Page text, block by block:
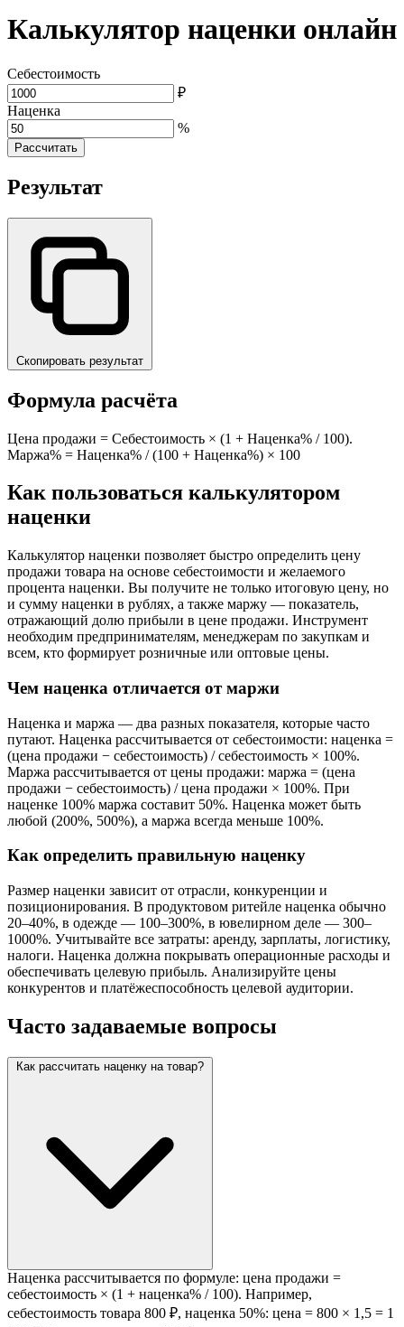
Калькулятор наценки онлайн
Себестоимость
₽
Наценка
%
Рассчитать
Результат
Скопировать результат
Формула расчёта
Цена продажи = Себестоимость × (1 + Наценка% / 100).
Маржа% = Наценка% / (100 + Наценка%) × 100
Как пользоваться калькулятором
наценки
Калькулятор наценки позволяет быстро определить цену
продажи товара на основе себестоимости и желаемого
процента наценки. Вы получите не только итоговую цену, но
и сумму наценки в рублях, а также маржу — показатель,
отражающий долю прибыли в цене продажи. Инструмент
необходим предпринимателям, менеджерам по закупкам и
всем, кто формирует розничные или оптовые цены.
Чем наценка отличается от маржи
Наценка и маржа — два разных показателя, которые часто
путают. Наценка рассчитывается от себестоимости: наценка =
(цена продажи − себестоимость) / себестоимость × 100%.
Маржа рассчитывается от цены продажи: маржа = (цена
продажи − себестоимость) / цена продажи × 100%. При
наценке 100% маржа составит 50%. Наценка может быть
любой (200%, 500%), а маржа всегда меньше 100%.
Как определить правильную наценку
Размер наценки зависит от отрасли, конкуренции и
позиционирования. В продуктовом ритейле наценка обычно
20–40%, в одежде — 100–300%, в ювелирном деле — 300–
1000%. Учитывайте все затраты: аренду, зарплаты, логистику,
налоги. Наценка должна покрывать операционные расходы и
обеспечивать целевую прибыль. Анализируйте цены
конкурентов и платёжеспособность целевой аудитории.
Часто задаваемые вопросы
Как рассчитать наценку на товар?
Наценка рассчитывается по формуле: цена продажи =
себестоимость × (1 + наценка% / 100). Например,
себестоимость товара 800 ₽, наценка 50%: цена = 800 × 1,5 = 1